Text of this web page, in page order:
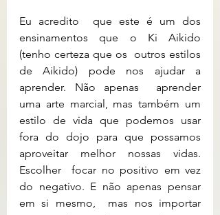
Eu acredito  que este é um dos
ensinamentos que o Ki Aikido
(tenho certeza que os  outros estilos
de Aikido) pode nos ajudar a
aprender. Não apenas  aprender
uma arte marcial, mas também um
estilo de vida que podemos usar
fora do dojo para que possamos
aproveitar melhor nossas vidas.
Escolher  focar no positivo em vez
do negativo. E não apenas pensar
em si mesmo,  mas nos importar